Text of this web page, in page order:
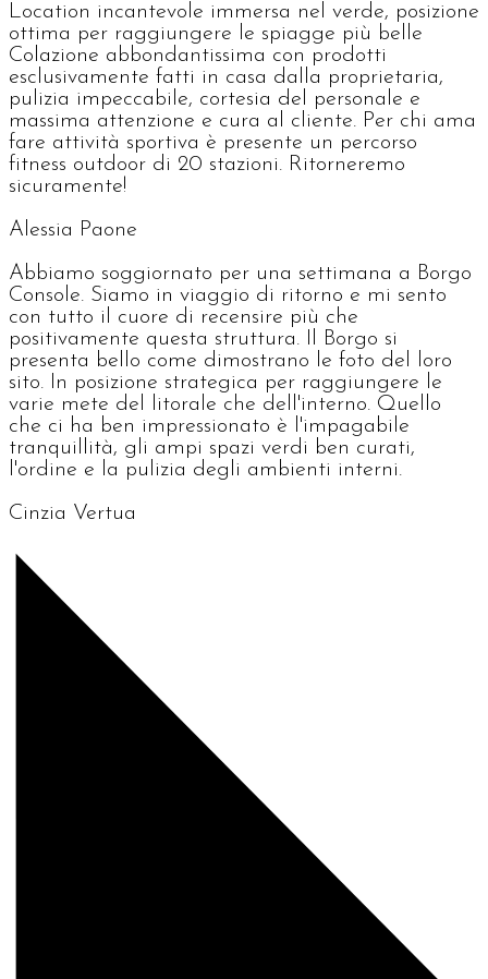
Location incantevole immersa nel verde, posizione
ottima per raggiungere le spiagge più belle
Colazione abbondantissima con prodotti
esclusivamente fatti in casa dalla proprietaria,
pulizia impeccabile, cortesia del personale e
massima attenzione e cura al cliente. Per chi ama
fare attività sportiva è presente un percorso
fitness outdoor di 20 stazioni. Ritorneremo
sicuramente!
Alessia Paone
Abbiamo soggiornato per una settimana a Borgo
Console. Siamo in viaggio di ritorno e mi sento
con tutto il cuore di recensire più che
positivamente questa struttura. Il Borgo si
presenta bello come dimostrano le foto del loro
sito. In posizione strategica per raggiungere le
varie mete del litorale che dell'interno. Quello
che ci ha ben impressionato è l'impagabile
tranquillità, gli ampi spazi verdi ben curati,
l'ordine e la pulizia degli ambienti interni.
Cinzia Vertua